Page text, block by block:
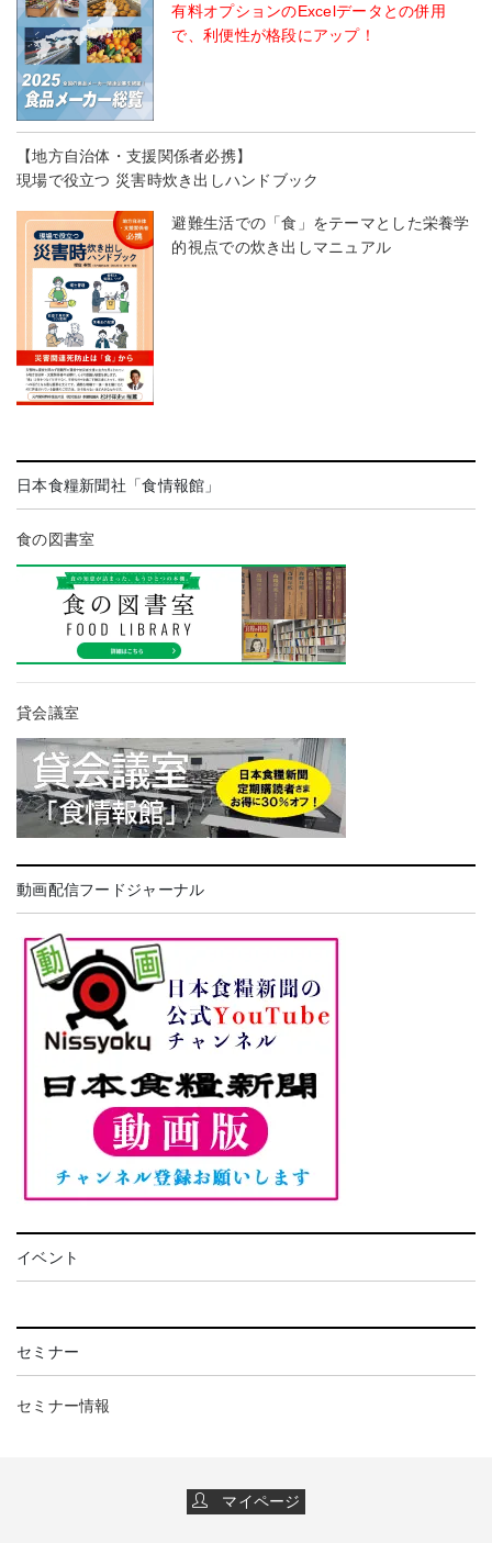
有料オプションのExcelデータとの併用
で、利便性が格段にアップ！
【地方自治体・支援関係者必携】
現場で役立つ 災害時炊き出しハンドブック
避難生活での「食」をテーマとした栄養学
的視点での炊き出しマニュアル
日本食糧新聞社「食情報館」
食の図書室
貸会議室
動画配信フードジャーナル
イベント
セミナー
セミナー情報
マイページ